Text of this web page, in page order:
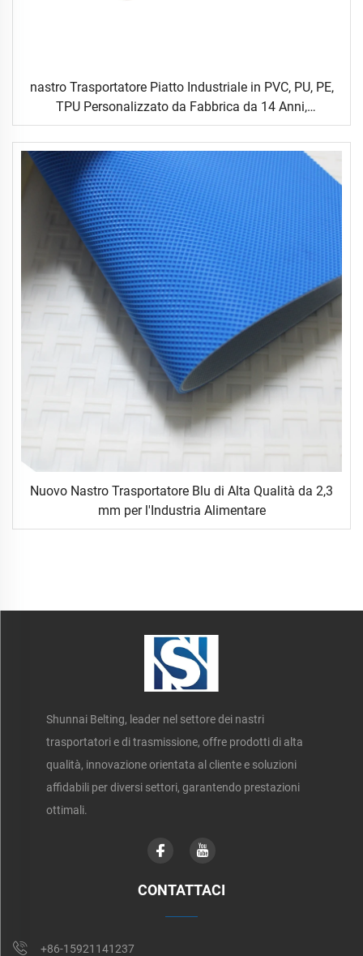
nastro Trasportatore Piatto Industriale in PVC, PU, PE,
TPU Personalizzato da Fabbrica da 14 Anni,
Resistente all'Usura, con Superficie Liscia o
Strutturata, per Logistica, Alimentare, Ceramica
Nuovo Nastro Trasportatore Blu di Alta Qualità da 2,3
mm per l'Industria Alimentare
Shunnai Belting, leader nel settore dei nastri
trasportatori e di trasmissione, offre prodotti di alta
qualità, innovazione orientata al cliente e soluzioni
affidabili per diversi settori, garantendo prestazioni
ottimali.
CONTATTACI
+86-15921141237